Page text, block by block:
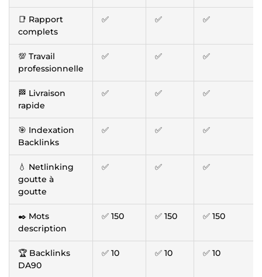
📑 Rapport
complets
✅ ✅ ✅
💯 Travail
professionnelle
✅ ✅ ✅
🏁 Livraison
rapide
✅ ✅ ✅
🎯 Indexation
Backlinks
✅ ✅ ✅
💧 Netlinking
goutte à
goutte
✅ ✅ ✅
✒️ Mots
description
✅ 150 ✅ 150 ✅ 150
🏆 Backlinks
DA90
✅ 10 ✅ 10 ✅ 10